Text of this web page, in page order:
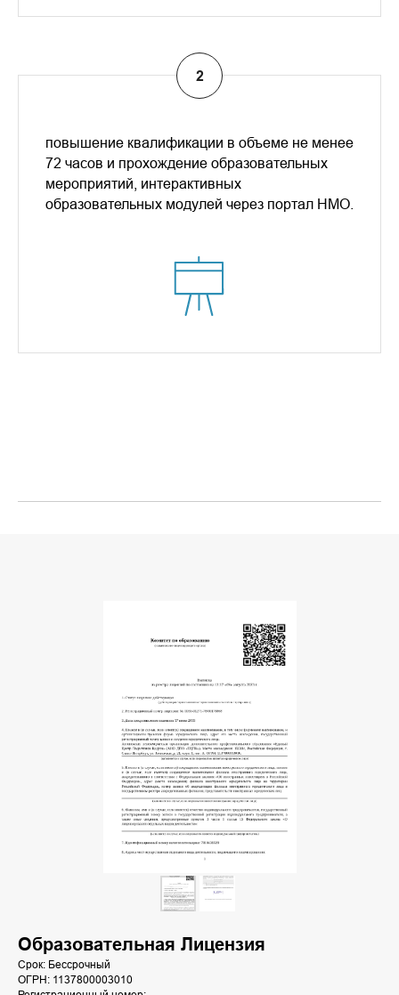
повышение квалификации в объеме не менее
72 часов и прохождение образовательных
мероприятий, интерактивных
образовательных модулей через портал НМО.
Образовательная Лицензия
Срок: Бессрочный
ОГРН: 1137800003010